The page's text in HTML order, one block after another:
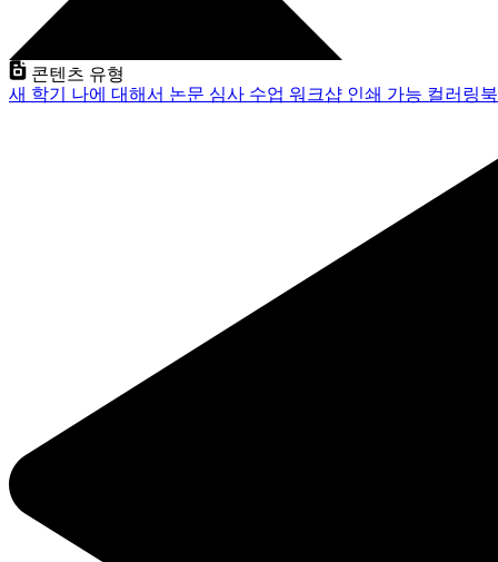
콘텐츠 유형
새 학기 나에 대해서 논문 심사 수업 워크샵 인쇄 가능 컬러링북